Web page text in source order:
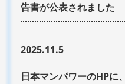
告書が公表されました
2025.11.5
日本マンパワーのHPに